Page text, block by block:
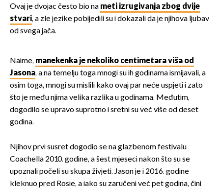
Ovaj je dvojac često bio na meti izrugivanja zbog dvije
stvari, a zle jezike pobijedili su i dokazali da je njihova ljubav
od svega jača.
Naime, manekenka je nekoliko centimetara viša od
Jasona, a na temelju toga mnogi su ih godinama ismijavali, a
osim toga, mnogi su mislili kako ovaj par neće uspjeti i zato
što je među njima velika razlika u godinama. Međutim,
dogodilo se upravo suprotno i sretni su već više od deset
godina.
Njihov prvi susret dogodio se na glazbenom festivalu
Coachella 2010. godine, a šest mjeseci nakon što su se
upoznali počeli su skupa živjeti. Jason je i 2016. godine
kleknuo pred Rosie, a iako su zaručeni već pet godina, čini